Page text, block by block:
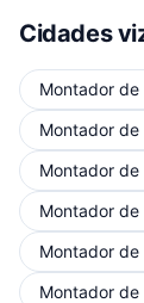
Cidades
Montador de
Montador de
Montador de
Montador de
Montador de
Montador de